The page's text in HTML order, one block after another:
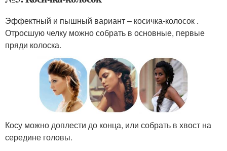
Эффектный и пышный вариант – косичка-колосок .
Отросшую челку можно собрать в основные, первые
пряди колоска.
Косу можно доплести до конца, или собрать в хвост на
середине головы.